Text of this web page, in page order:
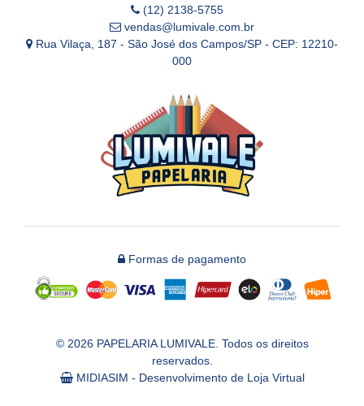
(12) 2138-5755
vendas@lumivale.com.br
Rua Vilaça, 187 - São José dos Campos/SP - CEP: 12210-
000
Formas de pagamento
© 2026 PAPELARIA LUMIVALE. Todos os direitos
reservados.
MIDIASIM - Desenvolvimento de Loja Virtual